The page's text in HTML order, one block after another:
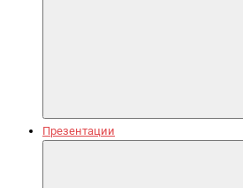
Презентации